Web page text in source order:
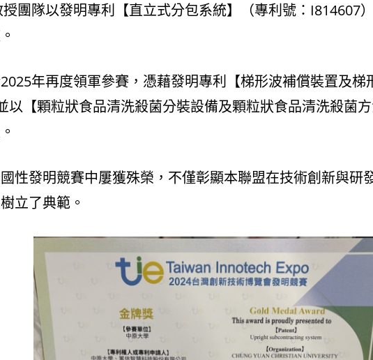
團隊以發明專利【直立式分包系統】（專利號：I814607
年再度領軍參賽，憑藉發明專利【梯形波補償裝置及
以【顆粒狀食品清洗殺菌分裝設備及顆粒狀食品清洗殺菌
性發明競賽中屢獲殊榮，不僅彰顯本聯盟在技術創新與研
立了典範。